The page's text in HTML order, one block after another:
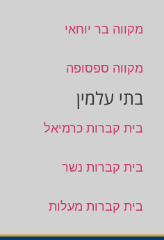
מקווה בר יוחאי
מקווה ספסופה
בתי עלמין
בית קברות כרמיאל
בית קברות נשר
בית קברות מעלות